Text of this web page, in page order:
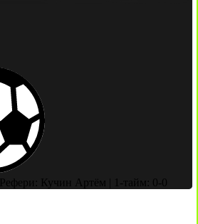
Рефери: Кучин Артём
1-тайм: 0-0